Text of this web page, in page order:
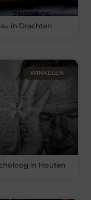
in Drachten
WINKELEN
in Houten